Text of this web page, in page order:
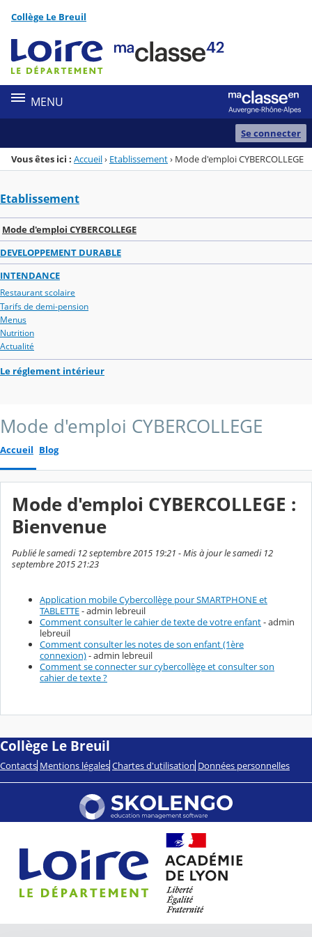
Menu de la rubrique
Contenu
Collège Le Breuil
MENU
Se connecter
Vous êtes ici : Accueil› Etablissement› Mode d'emploi CYBERCOLLEGE
Etablissement
Mode d'emploi CYBERCOLLEGE
DEVELOPPEMENT DURABLE
INTENDANCE
Restaurant scolaire
Tarifs de demi-pension
Menus
Nutrition
Actualité
Le réglement intérieur
Mode d'emploi CYBERCOLLEGE
Accueil Blog
Mode d'emploi CYBERCOLLEGE :
Bienvenue
Publié le samedi 12 septembre 2015 19:21 - Mis à jour le samedi 12
septembre 2015 21:23
Application mobile Cybercollège pour SMARTPHONE et
TABLETTE- admin lebreuil
Comment consulter le cahier de texte de votre enfant- admin
lebreuil
Comment consulter les notes de son enfant (1ère
connexion)- admin lebreuil
Comment se connecter sur cybercollège et consulter son
cahier de texte ?
Collège Le Breuil
Contacts Mentions légales Chartes d'utilisation Données personnelles